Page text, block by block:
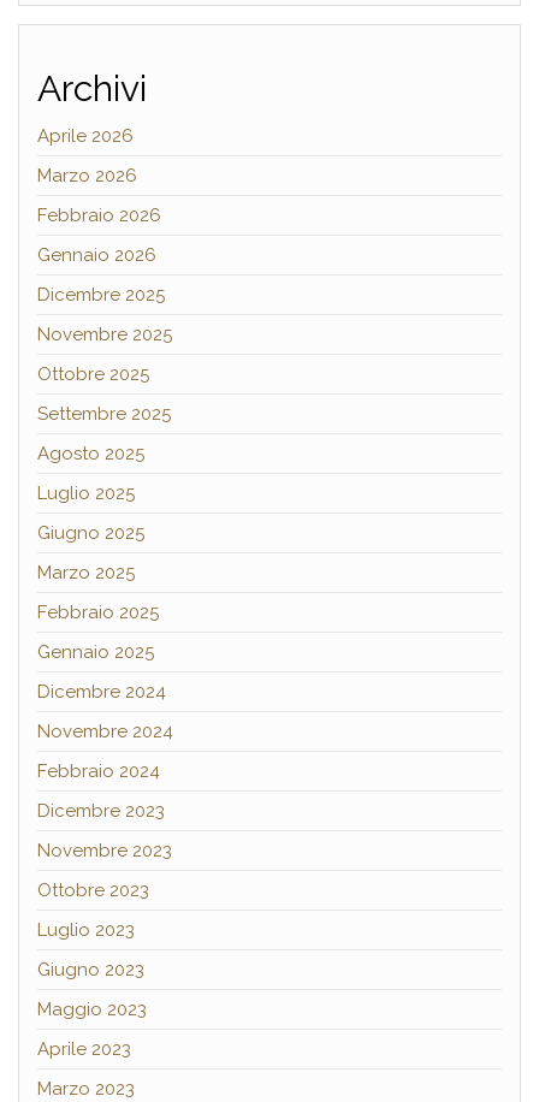
Archivi
Aprile 2026
Marzo 2026
Febbraio 2026
Gennaio 2026
Dicembre 2025
Novembre 2025
Ottobre 2025
Settembre 2025
Agosto 2025
Luglio 2025
Giugno 2025
Marzo 2025
Febbraio 2025
Gennaio 2025
Dicembre 2024
Novembre 2024
Febbraio 2024
Dicembre 2023
Novembre 2023
Ottobre 2023
Luglio 2023
Giugno 2023
Maggio 2023
Aprile 2023
Marzo 2023